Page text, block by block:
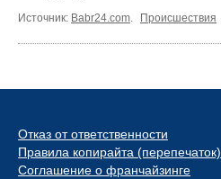
Источник: Babr24.com Происшествия
Отказ от ответственности
Правила копирайта (перепечаток)
Соглашение о франчайзинге